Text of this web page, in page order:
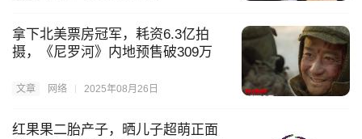
拿下北美票房冠军，耗资6.3亿拍
摄，《尼罗河》内地预售破309万
文章 网络 2025年08月26日
红果果二胎产子，晒儿子超萌正面